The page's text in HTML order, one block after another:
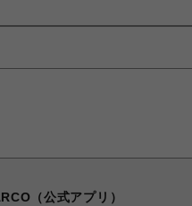
（公式アプリ）